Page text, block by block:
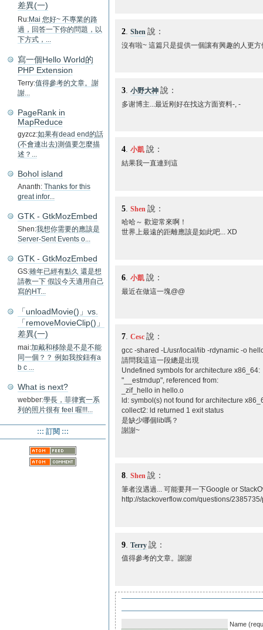
2 Shen 說：
沒有啦~ 這篇只是提供一個讓有興趣的人更
3 小野大神 說：
多谢博主...最近刚好在找这方面资料-, -
4. 小凱 說：
結果我一直連到這
5 Shen 說：
哈哈～ 歡迎常來啊！
世界上最遠的距離應該是如此吧... XD
6 小凱 說：
最近在做這一塊@@
7 Cesc 說：
gcc -shared -L/usr/local/lib -rdynamic -o
請問我這這一段總是出現
Undefined symbols for architecture x86_64:
"__estrndup", referenced from:
_zif_hello in hello.o
ld: symbol(s) not found for architecture
collect2: ld returned 1 exit status
是缺少哪個lib嗎？
謝謝~
8. Shen 說：
筆者沒遇過... 可能要拜一下Google or
http://stackoverflow.com/questions/
9 Terry 說：
值得參考的文章。謝謝
Name
差異(一)
Ru:Mai 您好~ 不專業的路
過，回答一下你的問題，以
下方式，...
寫一個Hello World的
PHP Extension
Terry:值得參考的文章。謝
謝...
PageRank in
MapReduce
gyzcz:如果有dead end的話
(不會連出去)測值要怎麼描
述？...
Bohol island
Ananth: Thanks for this
great infor...
GTK - GtkMozEmbed
Shen:我想你需要的應該是
Server-Sent Events o...
GTK - GtkMozEmbed
GS:雖年已經有點久 還是想
請教一下 假設今天適用自己
寫的HT...
「unloadMovie()」vs.
「removeMovieClip()」
差異(一)
mai:加戴和移除是不是不能
同一個？？ 例如我按鈕有a
b c ...
What is next?
webber:學長，菲律賓一系
列的照片很有 feel 喔!!!...
::: 訂閱 :::